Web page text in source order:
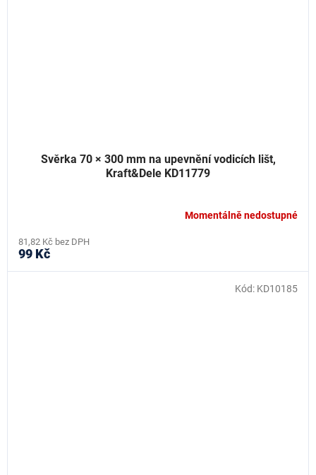
Svěrka 70 × 300 mm na upevnění vodicích lišt,
Kraft&Dele KD11779
Momentálně nedostupné
81,82 Kč bez DPH
99 Kč
Kód: KD10185